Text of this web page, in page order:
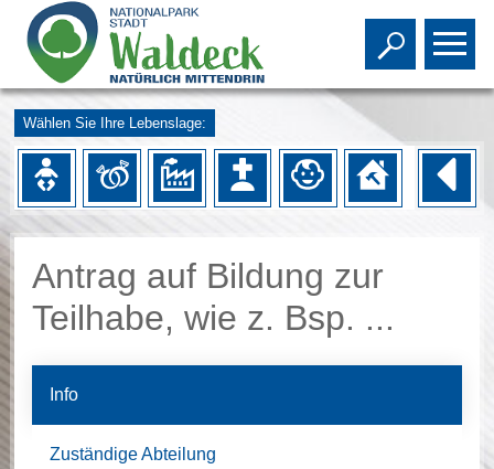
Toggle
Wählen Sie Ihre Lebenslage:
Antrag auf Bildung zur
Teilhabe, wie z. Bsp. ...
Info
Zuständige Abteilung